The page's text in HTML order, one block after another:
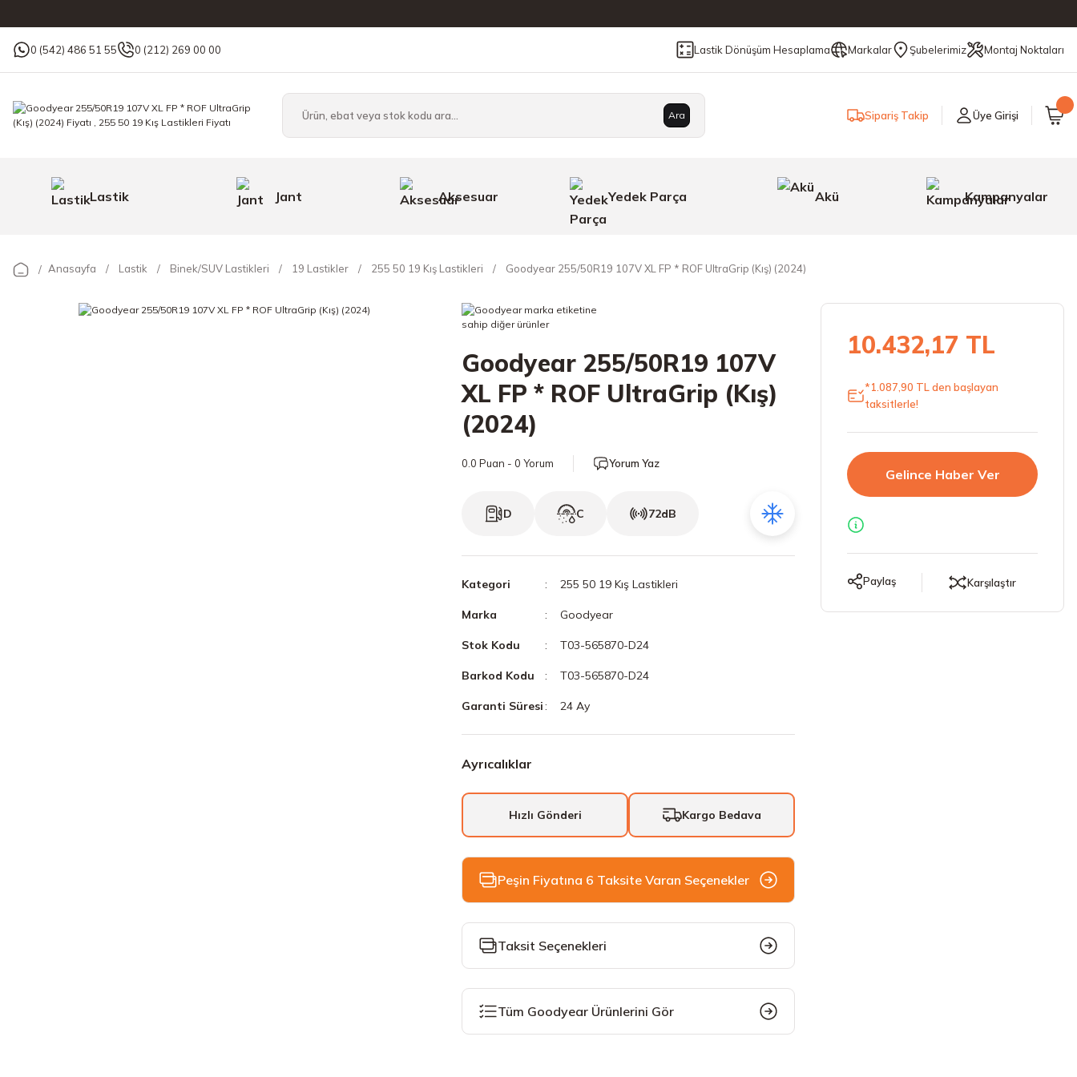
0 (542) 486 51 55 0 (212) 269 00 00 Lastik Dönüşüm Hesaplama Markalar Şubelerimiz Montaj Noktaları
Ara Sipariş Takip Üye Girişi
Lastik Jant Aksesuar Yedek Parça Akü Kampanyalar
Anasayfa Lastik Binek/SUV Lastikleri 19 Lastikler 255 50 19 Kış Lastikleri Goodyear 255/50R19 107V XL FP * ROF UltraGrip (Kış) (2024)
Goodyear 255/50R19 107V
XL FP * ROF UltraGrip (Kış)
(2024)
0.0 Puan - 0 Yorum Yorum Yaz
D C 72dB
Kategori 255 50 19 Kış Lastikleri
Marka Goodyear
Stok Kodu T03-565870-D24
Barkod Kodu T03-565870-D24
Garanti Süresi 24 Ay
Ayrıcalıklar
Hızlı Gönderi Kargo Bedava
Peşin Fiyatına 6 Taksite Varan Seçenekler
Taksit Seçenekleri
Tüm Goodyear Ürünlerini Gör
10.432,17 TL
*1.087,90 TL den başlayan
taksitlerle!
Gelince Haber Ver
Paylaş Karşılaştır